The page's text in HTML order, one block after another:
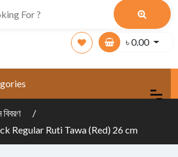
৳0.00
বিবরণ
Regular Ruti Tawa (Red) 26 cm